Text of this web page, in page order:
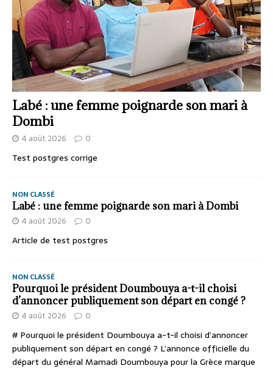
Labé : une femme poignarde son mari à
Dombi
4 août 2026 0
Test postgres corrige
NON CLASSÉ
Labé : une femme poignarde son mari à Dombi
4 août 2026 0
Article de test postgres
NON CLASSÉ
Pourquoi le président Doumbouya a-t-il choisi
d’annoncer publiquement son départ en congé ?
4 août 2026 0
# Pourquoi le président Doumbouya a-t-il choisi d’annoncer
publiquement son départ en congé ? L’annonce officielle du
départ du général Mamadi Doumbouya pour la Grèce marque